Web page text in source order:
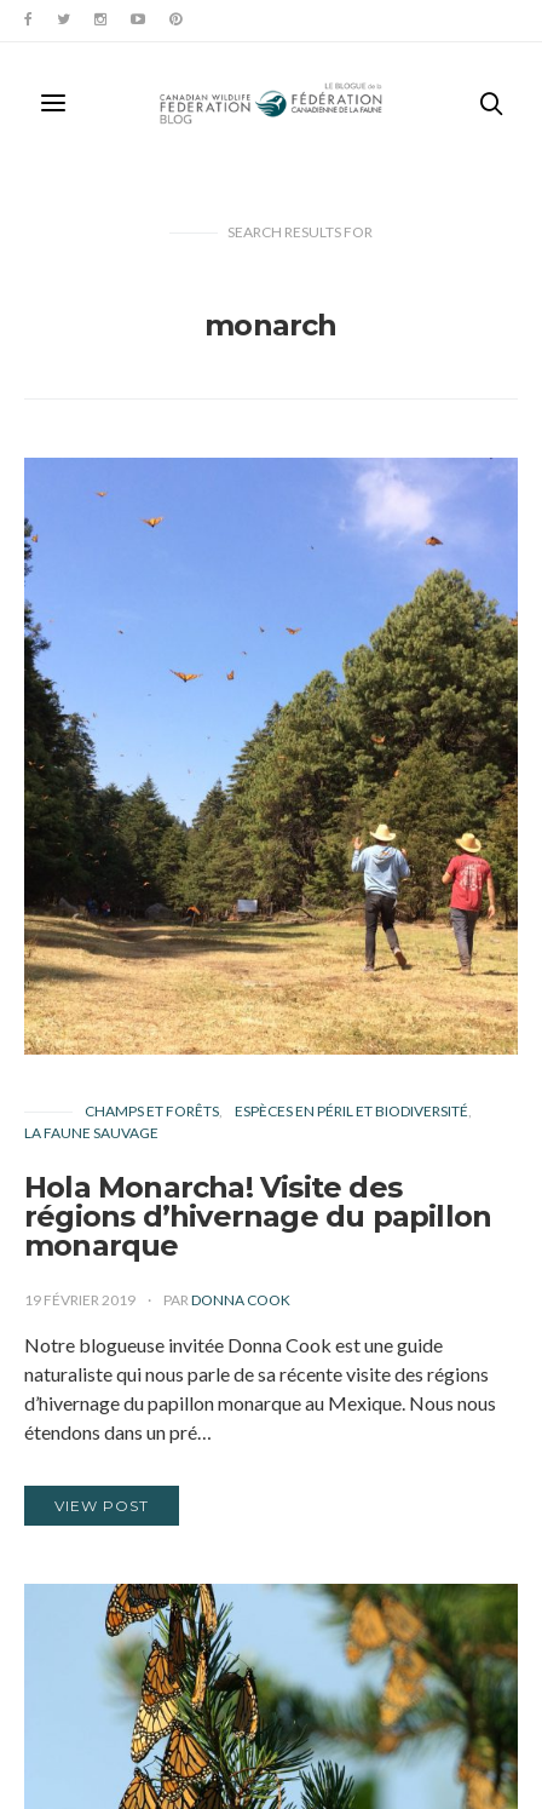
SEARCH RESULTS FOR
monarch
CHAMPS ET FORÊTS
ESPÈCES EN PÉRIL ET BIODIVERSITÉ
LA FAUNE SAUVAGE
Hola Monarcha! Visite des
régions d’hivernage du papillon
monarque
19 FÉVRIER 2019 PAR DONNA COOK
Notre blogueuse invitée Donna Cook est une guide
naturaliste qui nous parle de sa récente visite des régions
d’hivernage du papillon monarque au Mexique. Nous nous
étendons dans un pré…
VIEW POST